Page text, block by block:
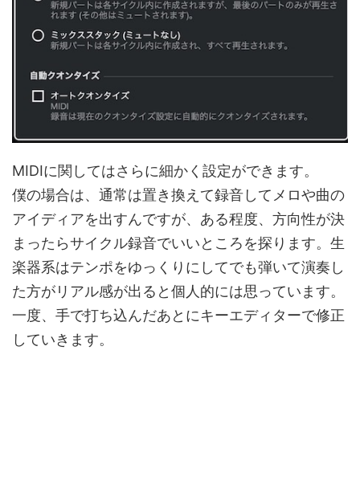
MIDIに関してはさらに細かく設定ができます。
僕の場合は、通常は置き換えて録音してメロや曲の
アイディアを出すんですが、ある程度、方向性が決
まったらサイクル録音でいいところを探ります。生
楽器系はテンポをゆっくりにしてでも弾いて演奏し
た方がリアル感が出ると個人的には思っています。
一度、手で打ち込んだあとにキーエディターで修正
していきます。